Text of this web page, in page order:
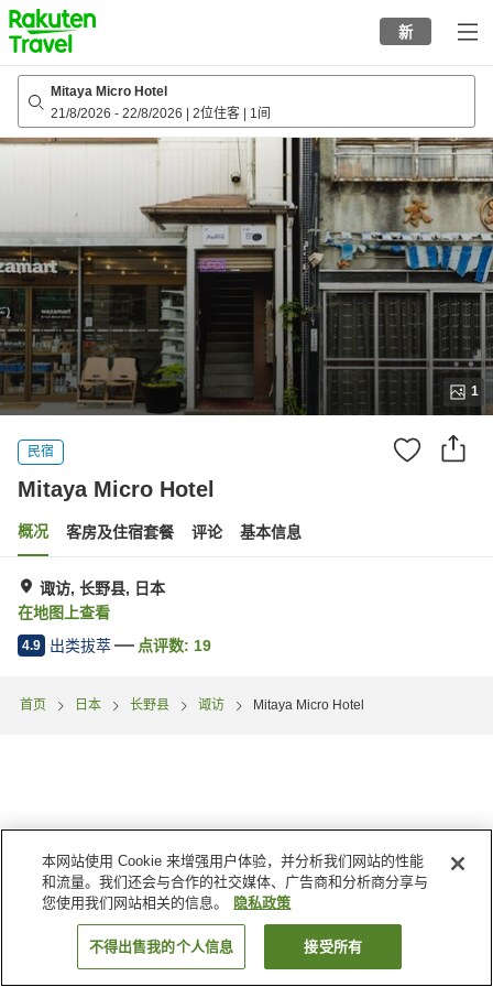
to
top
page
新
Mitaya Micro Hotel
21/8/2026 - 22/8/2026 2位住客 1间
1
民宿
Mitaya Micro Hotel
概况 客房及住宿套餐 评论 基本信息
诹访, 长野县, 日本
在地图上查看
4.9 出类拔萃 点评数: 19
首页 日本 长野县 诹访 Mitaya Micro Hotel
搜索客房
本网站使用 Cookie 来增强用户体验，并分析我们网站的性能
和流量。我们还会与合作的社交媒体、广告商和分析商分享与
您使用我们网站相关的信息。
隐私政策
不得出售我的个人信息 接受所有